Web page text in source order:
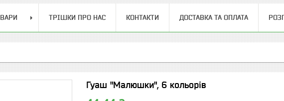
ТРІШКИ ПРО НАС КОНТАКТИ ДОСТАВКА ТА ОПЛАТА
Гуаш "Малюшки", 6 кольорів